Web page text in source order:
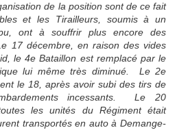
de la position sont de ce fait
et les Tirailleurs, soumis à un
ont à souffrir plus encore des
17 décembre, en raison des vides
le 4e Bataillon est remplacé par le
lui même très diminué. Le 2e
le 18, après avoir subi des tirs de
incessants. Le 20
les unités du Régiment était
transportés en auto à Demange-